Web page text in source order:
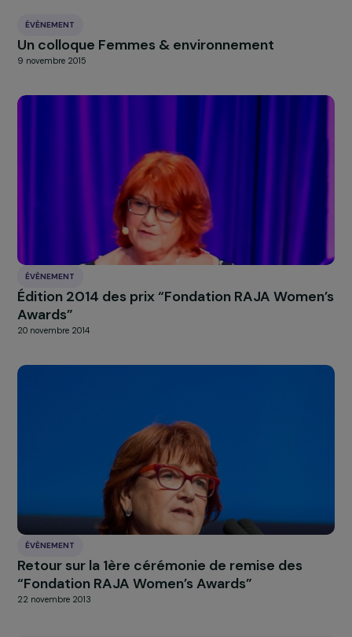
Des Fondation RAJA Women’s Awards placés
sous le signe des 10 ans
Retour sur le colloque Femmes &
Environnement
7 décembre 2015